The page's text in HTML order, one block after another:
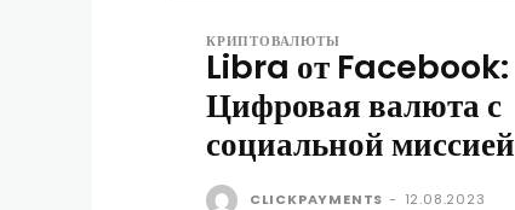
КРИПТОВАЛЮТЫ
Libra от Facebook:
Цифровая валюта с
социальной миссией
CLICKPAYMENTS - 12.08.2023